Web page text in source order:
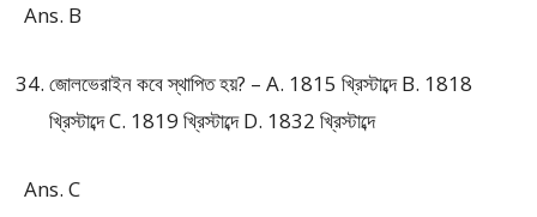
Ans. B
জোলভেরাইন কবে স্থাপিত হয়? – A. 1815 খ্রিস্টাব্দে B. 1818
খ্রিস্টাব্দে C. 1819 খ্রিস্টাব্দে D. 1832 খ্রিস্টাব্দে
Ans. C